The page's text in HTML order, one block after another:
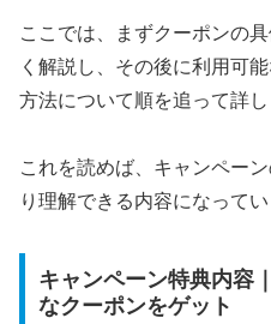
ここでは、まずクーポンの
く解説し、その後に利用可
方法について順を追って詳し
これを読めば、キャンペー
り理解できる内容になってい
キャンペーン特典内容
なクーポンをゲット